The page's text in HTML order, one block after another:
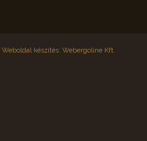
Weboldal készítés: Webergoline Kft.